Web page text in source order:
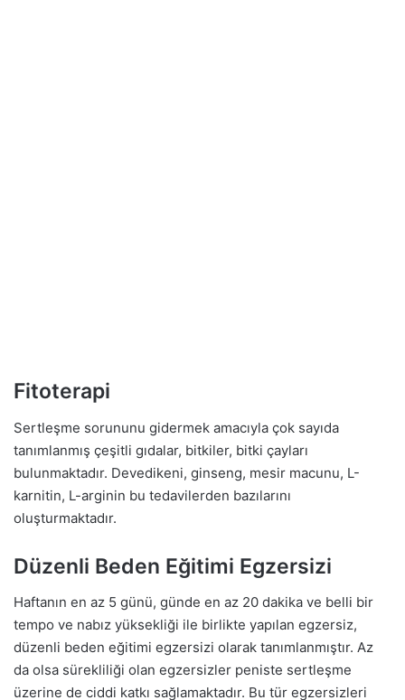
Fitoterapi
Sertleşme sorununu gidermek amacıyla çok sayıda
tanımlanmış çeşitli gıdalar, bitkiler, bitki çayları
bulunmaktadır. Devedikeni, ginseng, mesir macunu, L-
karnitin, L-arginin bu tedavilerden bazılarını
oluşturmaktadır.
Düzenli Beden Eğitimi Egzersizi
Haftanın en az 5 günü, günde en az 20 dakika ve belli bir
tempo ve nabız yüksekliği ile birlikte yapılan egzersiz,
düzenli beden eğitimi egzersizi olarak tanımlanmıştır. Az
da olsa sürekliliği olan egzersizler peniste sertleşme
üzerine de ciddi katkı sağlamaktadır. Bu tür egzersizleri